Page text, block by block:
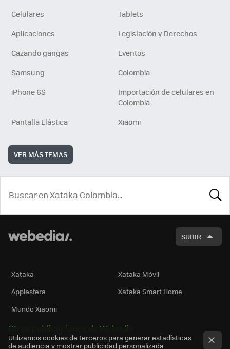
Celulares
Tablets
Aplicaciones
Legislación y Derechos
Cazando gangas
Eventos
Samsung
Colombia
iPhone 6S
Importación de celulares en
Colombia
Pantalla Elástica
Xiaomi
VER MÁS TEMAS
SUBIR
Xataka
Xataka Móvil
Applesfera
Xataka Smart Home
Mundo Xiaomi
Otras publicaciones de Webedia
Utilizamos cookies de terceros para generar estadísticas
de audiencia y mostrar publicidad personalizada